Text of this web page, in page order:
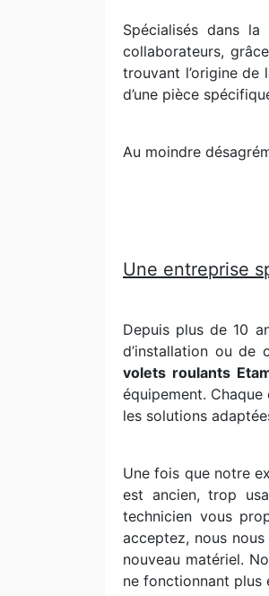
Spécialisés dans
collaborateurs,
trouvant l’origine
d’une pièce
Au moindre
Une entreprise
Depuis plus de 10
d’installation ou de
volets roulants
équipement.
les solutions
Une fois que notre
est ancien, trop
technicien vous
acceptez, nous
nouveau matériel.
ne fonctionnant